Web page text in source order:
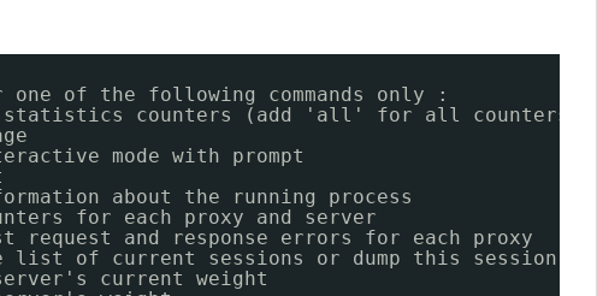
one of the following commands only :
statistics counters (add 'all' for all counters)
mode with prompt
about the running process
for each proxy and server
request and response errors for each proxy
of current sessions or dump this session
current weight